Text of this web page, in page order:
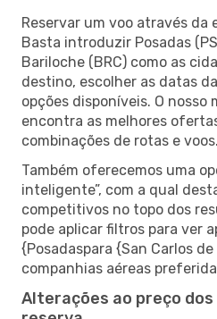
Reservar um voo através da
Basta introduzir Posadas
Bariloche (BRC) como as
destino, escolher as datas
opções disponíveis. O nosso
encontra as melhores
combinações de rotas e voos.
Também oferecemos uma
inteligente”, com a qual
competitivos no topo dos
pode aplicar filtros para ver
{Posadaspara {San Carlos
companhias aéreas
Alterações ao preço